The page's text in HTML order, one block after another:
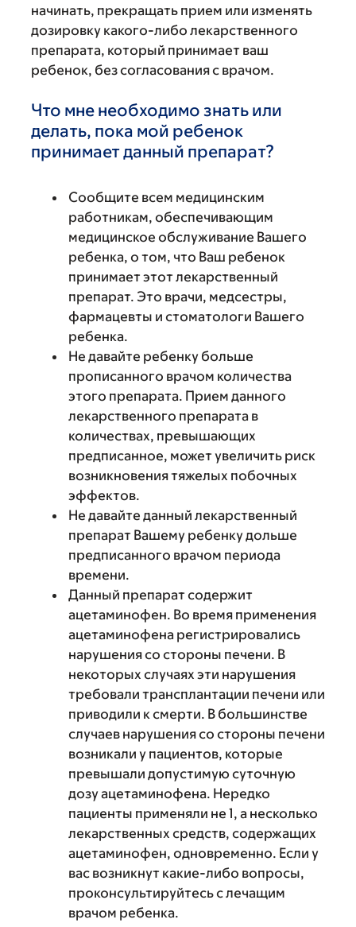
начинать, прекращать прием или изменять
дозировку какого-либо лекарственного
препарата, который принимает ваш
ребенок, без согласования с врачом.
Что мне необходимо знать или
делать, пока мой ребенок
принимает данный препарат?
Сообщите всем медицинским
работникам, обеспечивающим
медицинское обслуживание Вашего
ребенка, о том, что Ваш ребенок
принимает этот лекарственный
препарат. Это врачи, медсестры,
фармацевты и стоматологи Вашего
ребенка.
Не давайте ребенку больше
прописанного врачом количества
этого препарата. Прием данного
лекарственного препарата в
количествах, превышающих
предписанное, может увеличить риск
возникновения тяжелых побочных
эффектов.
Не давайте данный лекарственный
препарат Вашему ребенку дольше
предписанного врачом периода
времени.
Данный препарат содержит
ацетаминофен. Во время применения
ацетаминофена регистрировались
нарушения со стороны печени. В
некоторых случаях эти нарушения
требовали трансплантации печени или
приводили к смерти. В большинстве
случаев нарушения со стороны печени
возникали у пациентов, которые
превышали допустимую суточную
дозу ацетаминофена. Нередко
пациенты применяли не 1, а несколько
лекарственных средств, содержащих
ацетаминофен, одновременно. Если у
вас возникнут какие-либо вопросы,
проконсультируйтесь с лечащим
врачом ребенка.